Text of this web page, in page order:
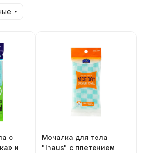
с
и
Мочалка для тела
"Inaus" с плетением